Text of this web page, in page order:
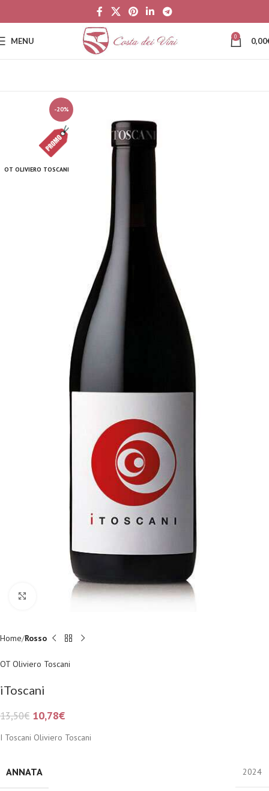
MENU 0 0,00
-20%
OT OLIVIERO TOSCANI
Fai clic per ingrandire
Home Rosso
OT Oliviero Toscani
iToscani
13,50€ 10,78€
I Toscani Oliviero Toscani
ANNATA 2024